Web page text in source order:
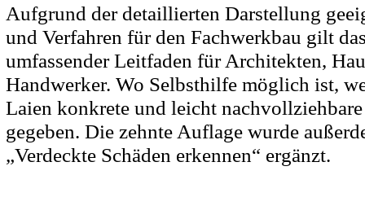
Aufgrund der detaillierten Darstellung
und Verfahren für den Fachwerkbau gilt
umfassender Leitfaden für Architekten,
Handwerker. Wo Selbsthilfe möglich ist,
Laien konkrete und leicht
gegeben. Die zehnte Auflage wurde
„Verdeckte Schäden erkennen“ ergänzt.